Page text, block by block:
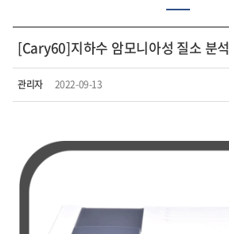
[Cary60]지하수 암모니아성 질소 분석
관리자 2022-09-13